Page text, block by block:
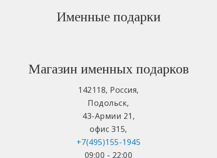
Именные подарки
Магазин именных подарков
142118, Россия,
Подольск,
43-Армии 21 ,
офис 315,
+7(495)155-1945
09:00 - 22:00